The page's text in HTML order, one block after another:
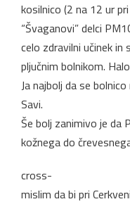
kosilnico (2 na 12 ur
“Švaganovi” delci
celo zdravilni učinek
pljučnim bolnikom.
Ja najbolj da se
Savi.
Še bolj zanimivo je da
kožnega do
cross-
mislim da bi pri